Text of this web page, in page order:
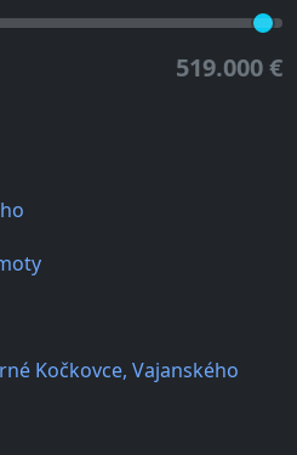
519.000 €
Kočkovce, Vajanského